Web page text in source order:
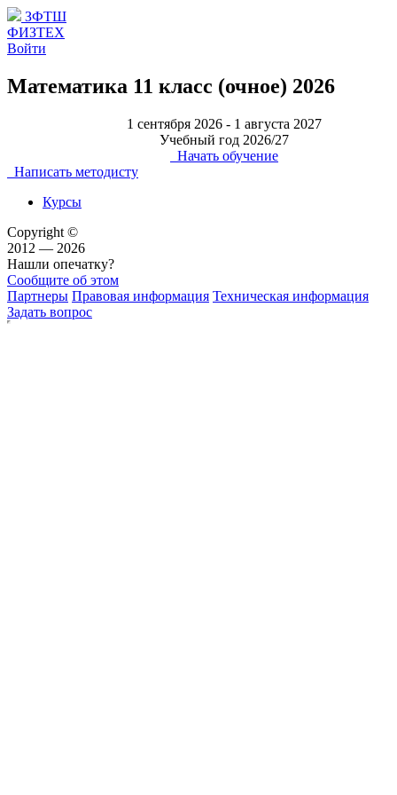
ЗФТШ
ФИЗТЕХ
Войти
Математика 11 класс (очное) 2026
1 сентября 2026 - 1 августа 2027
Учебный год 2026/27
Начать обучение
Написать методисту
Курсы
Copyright ©
2012 — 2026
Нашли опечатку?
Сообщите об этом
Партнеры Правовая информация Техническая информация
Задать вопрос